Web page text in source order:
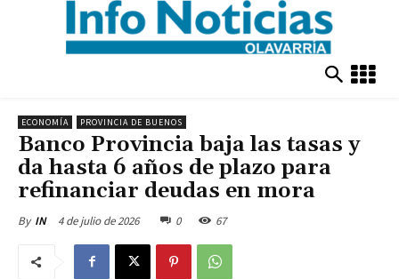
ECONOMÍA PROVINCIA DE BUENOS
Banco Provincia baja las tasas y
da hasta 6 años de plazo para
refinanciar deudas en mora
By IN 4 de julio de 2026 0 67